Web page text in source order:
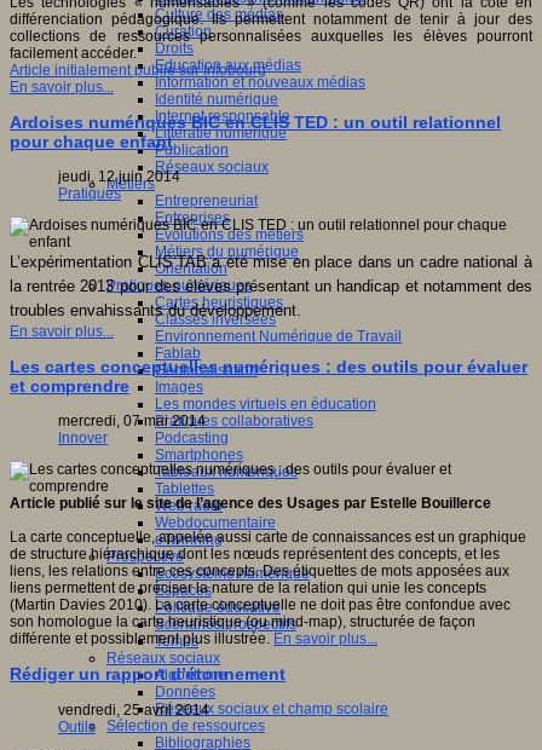
Culture des médias
Curation
Droits
Education aux médias
Information et nouveaux médias
Identité numérique
Internet responsable
Littératie numérique
Publication
Réseaux sociaux
Métiers
Entrepreneuriat
Entreprises
Evolutions des métiers
Métiers du numérique
Orientation
Pratiques numériques
Cartes heuristiques
Classes inversées
Environnement Numérique de Travail
Fablab
Géolocalisation
Images
Les mondes virtuels en éducation
Pratiques collaboratives
Podcasting
Smartphones
Tableaux numériques
Tablettes
Web radio
Webdocumentaire
eTwinning
Prospective
Ecosystème numérique
Espaces
Politique éducative
Scénarios prospectifs
Temps
Réseaux sociaux
Algorithme
Données
Réseaux sociaux et champ scolaire
Sélection de ressources
Bibliographies
différenciation pédagogique. Ils permettent notamment de tenir à jour des
collections de ressources personnalisées auxquelles les élèves pourront
facilement accéder.
Article initialement publié sur Infobourg
En savoir plus...
Ardoises numériques BIC en CLIS TED : un outil relationnel
pour chaque enfant
jeudi, 12 juin 2014
Pratiques
L’expérimentation CLIS’TAB a été mise en place dans un cadre national à
la rentrée 2013 pour des élèves présentant un handicap et notamment des
troubles envahissants du développement.
En savoir plus...
Les cartes conceptuelles numériques : des outils pour évaluer
et comprendre
mercredi, 07 mai 2014
Innover
Article publié sur le site de l’agence des Usages par Estelle Bouillerce
La carte conceptuelle, appelée aussi carte de connaissances est un graphique
de structure hiérarchique dont les nœuds représentent des concepts, et les
liens, les relations entre ces concepts. Des étiquettes de mots apposées aux
liens permettent de préciser la nature de la relation qui unie les concepts
(Martin Davies 2010). La carte conceptuelle ne doit pas être confondue avec
son homologue la carte heuristique (ou mind-map), structurée de façon
différente et possiblement plus illustrée. En savoir plus...
Rédiger un rapport d’étonnement
vendredi, 25 avril 2014
Outils